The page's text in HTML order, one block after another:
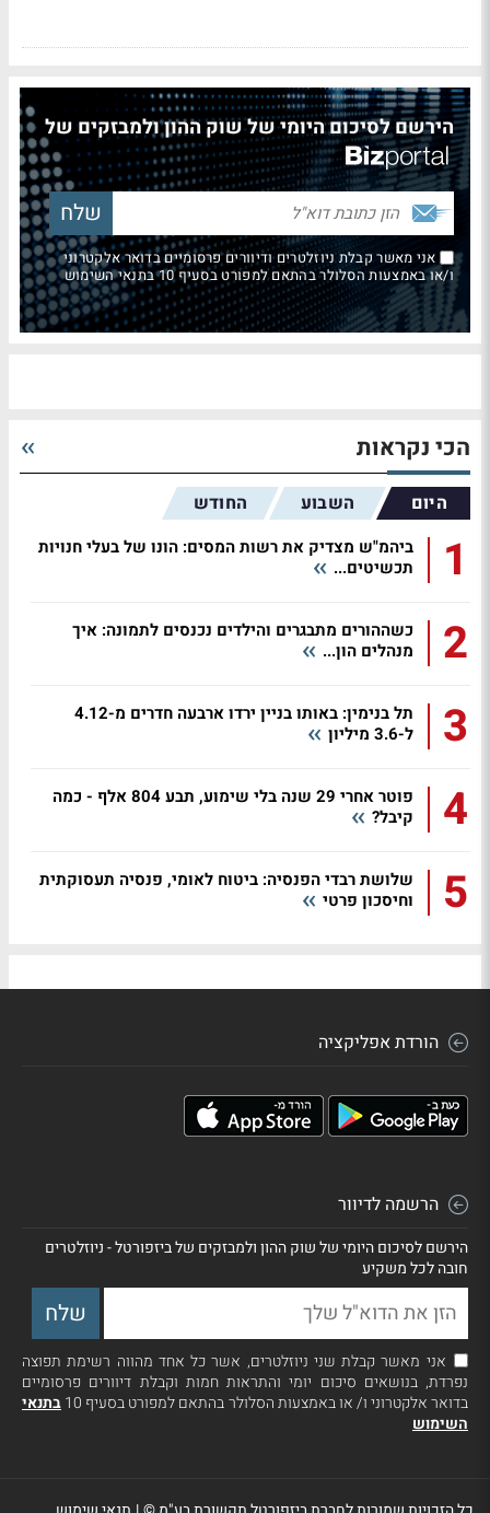
הירשם לסיכום היומי של שוק ההון ולמבזקים של
אני מאשר קבלת ניוזלטרים ודיוורים פרסומיים בדואר אלקטרוני
ו/או באמצעות הסלולר בהתאם למפורט בסעיף 10 בתנאי השימוש
הכי נקראות
היום השבוע החודש
1
ביהמ"ש מצדיק את רשות המסים: הונו של בעלי חנויות
תכשיטים...
2
כשההורים מתבגרים והילדים נכנסים לתמונה: איך
מנהלים הון...
3
תל בנימין: באותו בניין ירדו ארבעה חדרים מ-4.12
ל-3.6 מיליון
4
פוטר אחרי 29 שנה בלי שימוע, תבע 804 אלף - כמה
קיבל?
5
שלושת רבדי הפנסיה: ביטוח לאומי, פנסיה תעסוקתית
וחיסכון פרטי
הורדת אפליקציה
הרשמה לדיוור
הירשם לסיכום היומי של שוק ההון ולמבזקים של ביזפורטל - ניוזלטרים
חובה לכל משקיע
אני מאשר קבלת שני ניוזלטרים, אשר כל אחד מהווה רשימת תפוצה
נפרדת, בנושאים סיכום יומי והתראות חמות וקבלת דיוורים פרסומיים
בדואר אלקטרוני ו/ או באמצעות הסלולר בהתאם למפורט בסעיף 10
בתנאי
השימוש